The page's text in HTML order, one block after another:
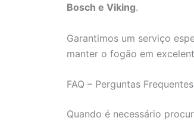
Bosch e Viking.
Garantimos um serviço
manter o fogão em
FAQ – Perguntas
Quando é necessário